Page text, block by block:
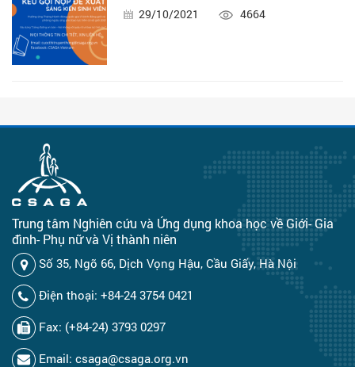
29/10/2021 4664
Trung tâm Nghiên cứu và Ứng dụng khoa học về Giới- Gia
đình- Phụ nữ và Vị thành niên
Số 35, Ngõ 66, Dịch Vọng Hậu, Cầu Giấy, Hà Nội
Điện thoại: +84-24 3754 0421
Fax: (+84-24) 3793 0297
Email: csaga@csaga.org.vn